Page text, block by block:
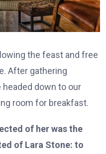
the feast and free
After gathering
down to our
room for breakfast.
of her was the
of Lara Stone: to